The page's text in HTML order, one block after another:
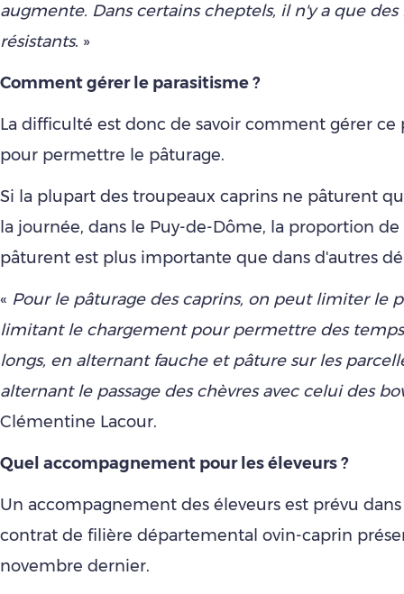
augmente. Dans certains cheptels, il n'y a que
résistants. »
Comment gérer le parasitisme ?
La difficulté est donc de savoir comment gérer ce
pour permettre le pâturage.
Si la plupart des troupeaux caprins ne pâturent
la journée, dans le Puy-de-Dôme, la proportion
pâturent est plus importante que dans d'autres
« Pour le pâturage des caprins, on peut limiter le
limitant le chargement pour permettre des
longs, en alternant fauche et pâture sur les
alternant le passage des chèvres avec celui des
Clémentine Lacour.
Quel accompagnement pour les éleveurs ?
Un accompagnement des éleveurs est prévu
contrat de filière départemental ovin-caprin
novembre dernier.